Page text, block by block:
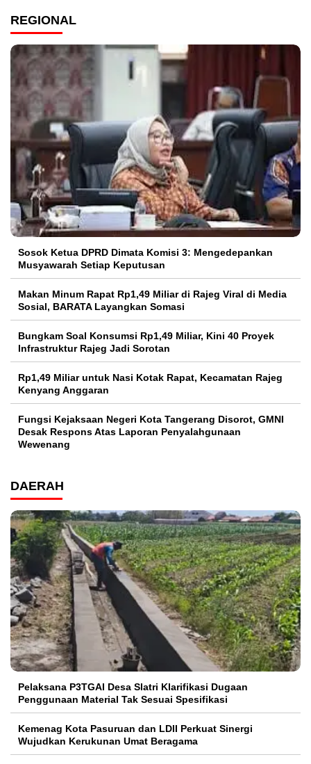
REGIONAL
Sosok Ketua DPRD Dimata Komisi 3: Mengedepankan
Musyawarah Setiap Keputusan
Makan Minum Rapat Rp1,49 Miliar di Rajeg Viral di Media
Sosial, BARATA Layangkan Somasi
Bungkam Soal Konsumsi Rp1,49 Miliar, Kini 40 Proyek
Infrastruktur Rajeg Jadi Sorotan
Rp1,49 Miliar untuk Nasi Kotak Rapat, Kecamatan Rajeg
Kenyang Anggaran
Fungsi Kejaksaan Negeri Kota Tangerang Disorot, GMNI
Desak Respons Atas Laporan Penyalahgunaan
Wewenang
DAERAH
Pelaksana P3TGAI Desa Slatri Klarifikasi Dugaan
Penggunaan Material Tak Sesuai Spesifikasi
Kemenag Kota Pasuruan dan LDII Perkuat Sinergi
Wujudkan Kerukunan Umat Beragama